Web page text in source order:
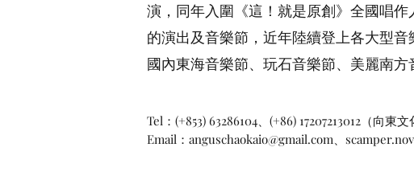
演，同年入圍《這！就是原創》全國唱
的演出及音樂節，近年陸續登上各大型音
國內東海音樂節、玩石音樂節、美麗南方
Tel：(+853) 63286104、(+86) 17207213012（向東
Email： anguschaokaio@gmail.com、